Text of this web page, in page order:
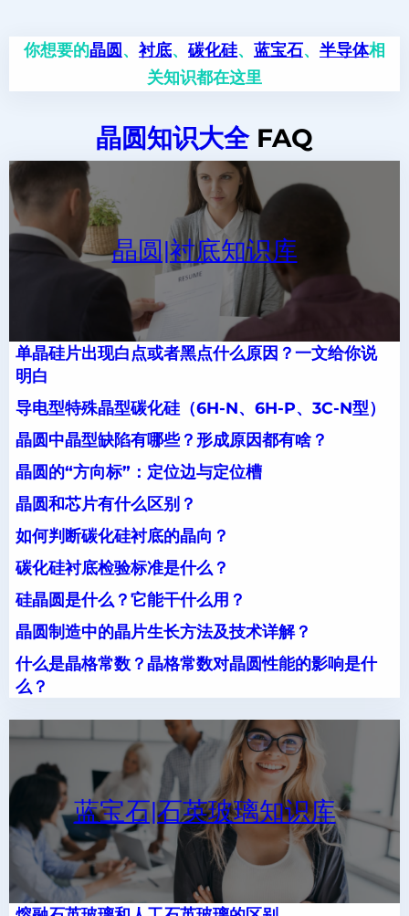
你想要的晶圆 、衬底、 碳化硅、 蓝宝石、 半导体相
关知识都在这里
晶圆知识大全FAQ
晶圆|衬底知识库
单晶硅片出现白点或者黑点什么原因？一文给你说
明白
导电型特殊晶型碳化硅（6H-N、6H-P、3C-N型）
晶圆中晶型缺陷有哪些？形成原因都有啥？
晶圆的“方向标”：定位边与定位槽
晶圆和芯片有什么区别？
如何判断碳化硅衬底的晶向？
碳化硅衬底检验标准是什么？
硅晶圆是什么？它能干什么用？
晶圆制造中的晶片生长方法及技术详解？
什么是晶格常数？晶格常数对晶圆性能的影响是什
么？
蓝宝石|石英玻璃知识库